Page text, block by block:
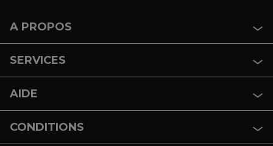
A PROPOS
SERVICES
AIDE
CONDITIONS